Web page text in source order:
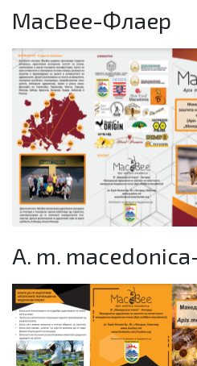
MacBee-Флаер
A. m.